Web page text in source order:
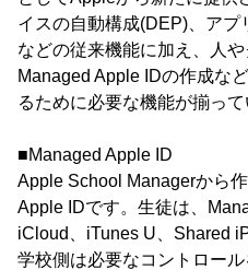
イスの自動構成(DEP)、ア
などの従来機能に加え、人や
Managed Apple IDの作成な
るために必要な機能が揃って
■Managed Apple ID
Apple School Managerから
Apple IDです。生徒は、
iCloud、iTunes U、Shared
学校側は必要なコントロー